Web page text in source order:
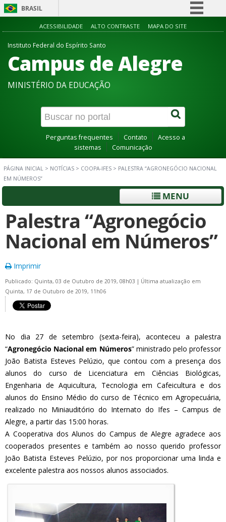
BRASIL
Simplifique!
Acesso à informação
Canais
ACESSIBILIDADE ALTO CONTRASTE MAPA DO SITE
Instituto Federal do Espírito Santo
Campus de Alegre
MINISTÉRIO DA EDUCAÇÃO
Perguntas frequentes Contato
Acesso a
sistemas
Comunicação
PÁGINA INICIAL > NOTÍCIAS > COOPA-IFES > PALESTRA “AGRONEGÓCIO NACIONAL
EM NÚMEROS”
MENU
Palestra “Agronegócio
Nacional em Números”
Imprimir
Publicado: Quinta, 03 de Outubro de 2019, 08h03 | Última atualização em
Quinta, 17 de Outubro de 2019, 11h06
No dia 27 de setembro (sexta-feira), aconteceu a palestra
“Agronegócio Nacional em Números” ministrado pelo professor
João Batista Esteves Pelúzio, que contou com a presença dos
alunos do curso de Licenciatura em Ciências Biológicas,
Engenharia de Aquicultura, Tecnologia em Cafeicultura e dos
alunos do Ensino Médio do curso de Técnico em Agropecuária,
realizado no Miniauditório do Internato do Ifes – Campus de
Alegre, a partir das 15:00 horas.
A Cooperativa dos Alunos do Campus de Alegre agradece aos
cooperados presentes e também ao nosso querido professor
João Batista Esteves Pelúzio, por nos proporcionar uma linda e
excelente palestra aos nossos alunos associados.